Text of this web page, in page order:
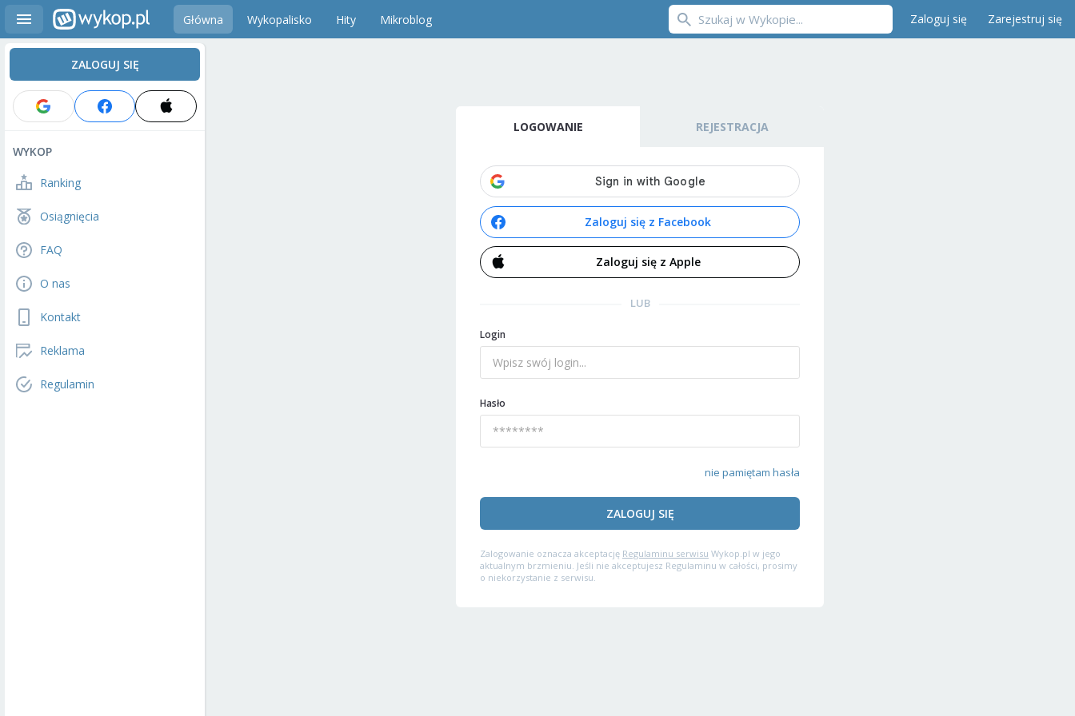
Główna Wykopalisko Hity Mikroblog Zaloguj się Zarejestruj się
ZALOGUJ SIĘ
WYKOP
Ranking
Osiągnięcia
FAQ
O nas
Kontakt
Reklama
Regulamin
LOGOWANIE REJESTRACJA
Zaloguj się z Facebook
Zaloguj się z Apple
LUB
Login
Hasło
nie pamiętam hasła
ZALOGUJ SIĘ
Zalogowanie oznacza akceptację Regulaminu serwisu Wykop.pl w jego
aktualnym brzmieniu. Jeśli nie akceptujesz Regulaminu w całości, prosimy
o niekorzystanie z serwisu.